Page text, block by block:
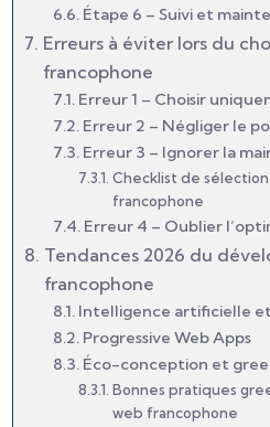
Étape 6 – Suivi et
Erreurs à éviter lors du
francophone
Erreur 1 – Choisir
Erreur 2 – Négliger le
Erreur 3 – Ignorer la
Checklist de
francophone
Erreur 4 – Oublier
Tendances 2026 du
francophone
Intelligence artificielle
Progressive Web Apps
Éco-conception et
Bonnes pratiques
web francophone